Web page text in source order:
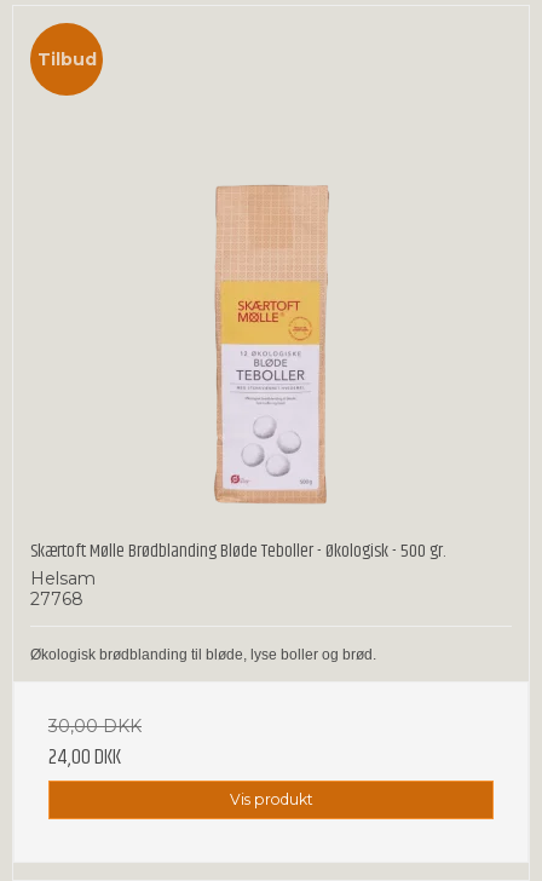
Tilbud
Skærtoft Mølle Brødblanding Bløde Teboller - Økologisk - 500 gr.
Helsam
27768
Økologisk brødblanding til bløde, lyse boller og brød.
30,00 DKK
24,00 DKK
Vis produkt